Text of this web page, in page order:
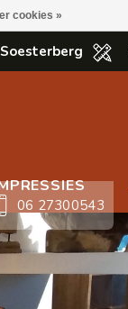
06 27300543
cookies »